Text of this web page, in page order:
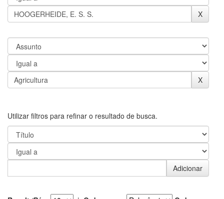
Utilizar filtros para refinar o resultado de busca.